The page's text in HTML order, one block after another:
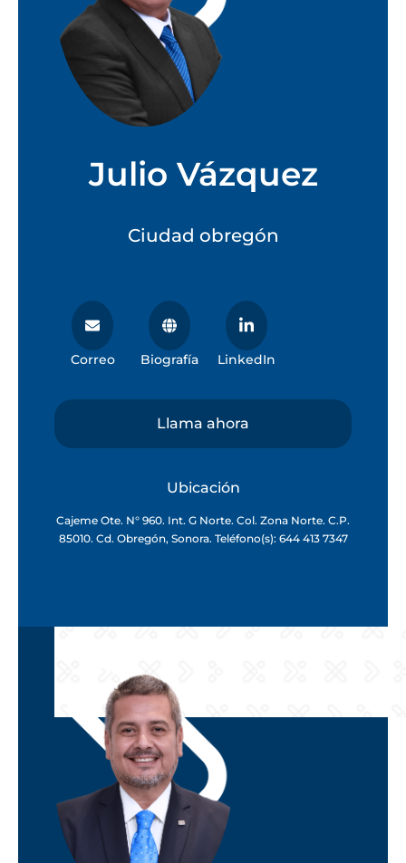
Julio Vázquez
Ciudad obregón
Correo Biografía LinkedIn
Llama ahora
Ubicación
Cajeme Ote. N° 960. Int. G Norte. Col. Zona Norte. C.P.
85010. Cd. Obregón, Sonora. Teléfono(s): 644 413 7347